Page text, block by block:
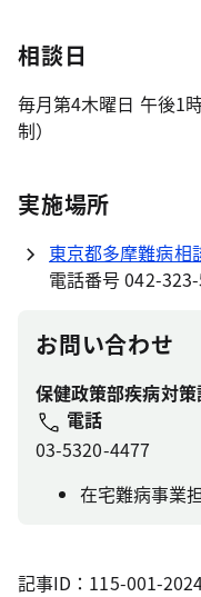
相談日
毎月第4木曜日 午後1
制）
実施場所
東京都多摩難病相
電話番号 042-
お問い合わせ
保健政策部疾病対策
電話
03-5320-4477
在宅難病事業
記事ID：115-001-